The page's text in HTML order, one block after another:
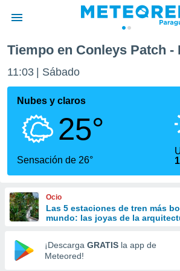
de
ha
calidad.
a este
las
y
forma
digital
basada
Tiempo en Conleys Patch -
11:03 Sábado
Nubes y claros
25°
Sensación de 26°
Ocio
Las 5 estaciones de tren más
mundo: las joyas de la
¡Descarga GRATIS la app de
Meteored!